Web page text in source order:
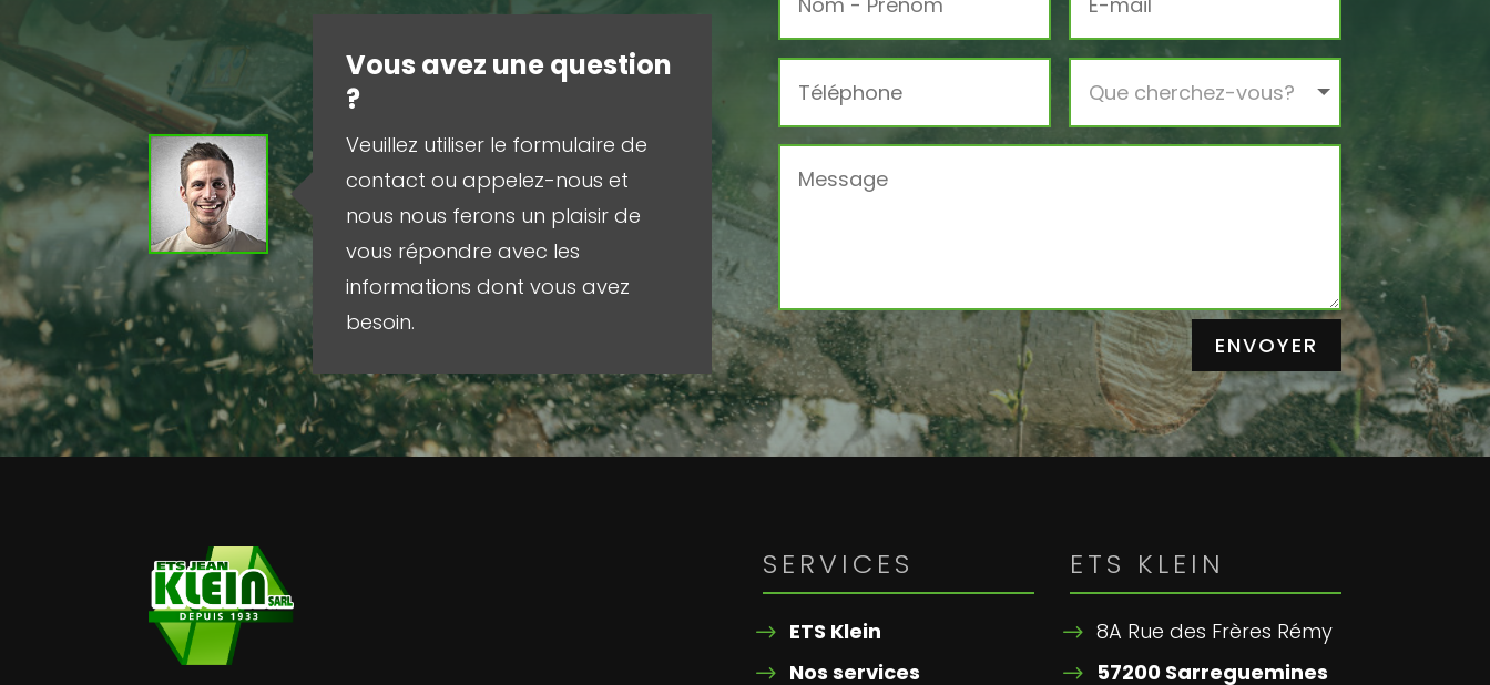
Vous avez une question
?
Veuillez utiliser le formulaire de
contact ou appelez-nous et
nous nous ferons un plaisir de
vous répondre avec les
informations dont vous avez
besoin.
ENVOYER
SERVICES
ETS Klein
Nos services
ETS KLEIN
8A Rue des Frères Rémy
57200 Sarreguemines